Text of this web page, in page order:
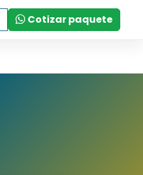
Cotizar paquete